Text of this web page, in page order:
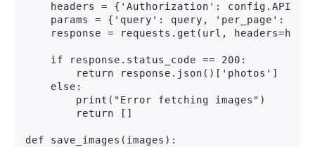
headers = {'Authorization':
params = {'query': query, 'per_page':
response = requests.get(url,
    if response.status_code == 200:
        return response.json()['photos']
    else:
        print("Error fetching images")
        return []
def save_images(images):